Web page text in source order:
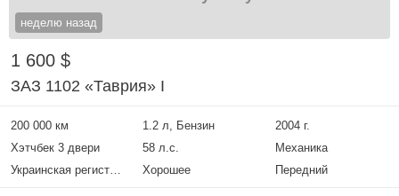
неделю назад
1 600 $
ЗАЗ 1102 «Таврия» I
200 000 км 1.2 л, Бензин
2004 г.
Хэтчбек 3 двери
58 л.с.
Механика
Украинская регистрация
Хорошее Передний